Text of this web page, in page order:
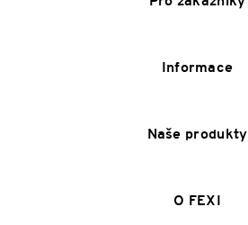
Informace
Naše produkty
O FEXI